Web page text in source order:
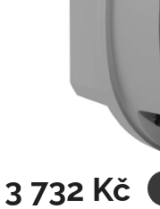
3 732 Kč